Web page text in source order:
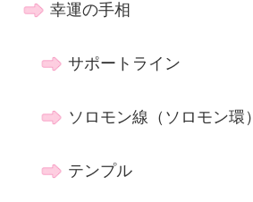
幸運の手相
サポートライン
ソロモン線（ソロモン環）
テンプル